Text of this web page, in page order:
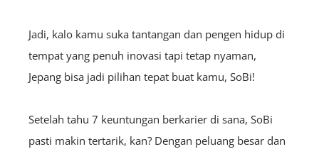
Jadi, kalo kamu suka tantangan dan pengen hidup di
tempat yang penuh inovasi tapi tetap nyaman,
Jepang bisa jadi pilihan tepat buat kamu, SoBi!
Setelah tahu 7 keuntungan berkarier di sana, SoBi
pasti makin tertarik, kan? Dengan peluang besar dan